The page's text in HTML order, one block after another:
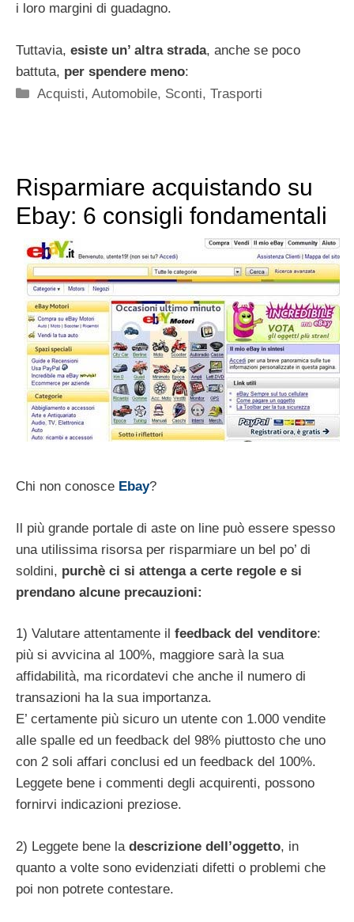
i loro margini di guadagno.
Tuttavia, esiste un’ altra strada, anche se poco
battuta, per spendere meno:
Categorie
Acquisti,Automobile, Sconti,Trasporti
Risparmiare acquistando su
Ebay: 6 consigli fondamentali
Chi non conosce Ebay?
Il più grande portale di aste on line può essere spesso
una utilissima risorsa per risparmiare un bel po’ di
soldini, purchè ci si attenga a certe regole e si
prendano alcune precauzioni:
1) Valutare attentamente il feedback del venditore:
più si avvicina al 100%, maggiore sarà la sua
affidabilità, ma ricordatevi che anche il numero di
transazioni ha la sua importanza.
E’ certamente più sicuro un utente con 1.000 vendite
alle spalle ed un feedback del 98% piuttosto che uno
con 2 soli affari conclusi ed un feedback del 100%.
Leggete bene i commenti degli acquirenti, possono
fornirvi indicazioni preziose.
2) Leggete bene la descrizione dell’oggetto, in
quanto a volte sono evidenziati difetti o problemi che
poi non potrete contestare.